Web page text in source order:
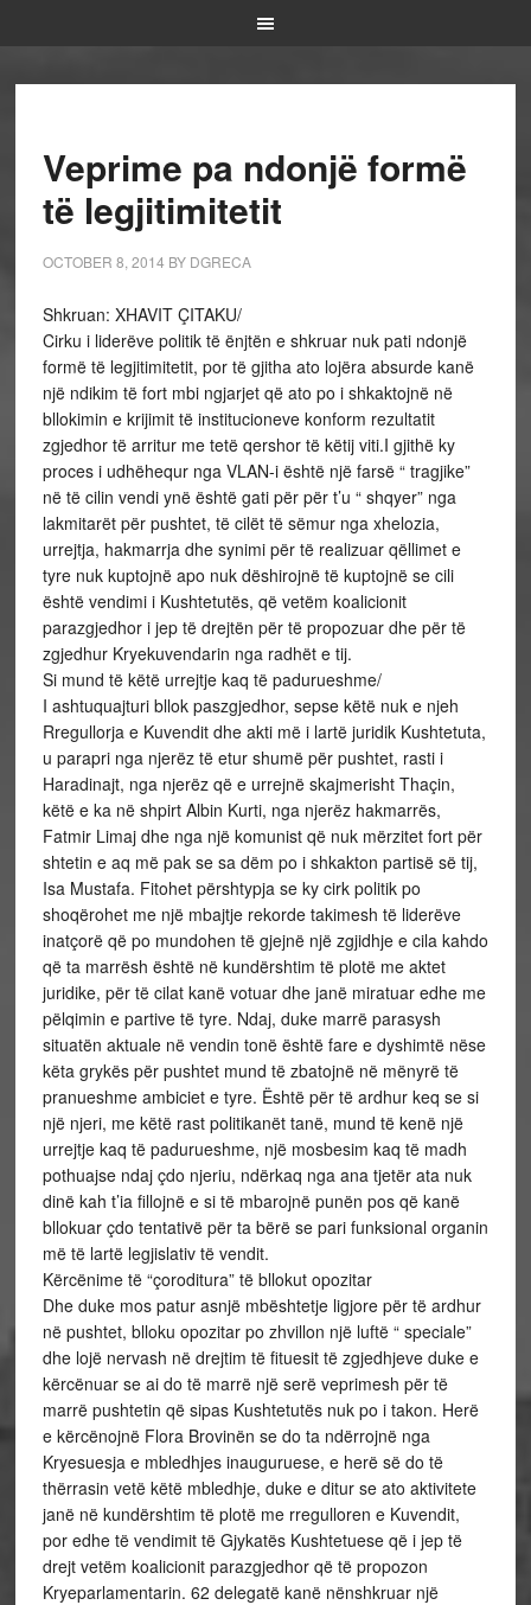
Veprime pa ndonjë formë
të legjitimitetit
OCTOBER 8, 2014 BY DGRECA
Shkruan: XHAVIT ÇITAKU/
Cirku i liderëve politik të ënjtën e shkruar nuk pati ndonjë
formë të legjitimitetit, por të gjitha ato lojëra absurde kanë
një ndikim të fort mbi ngjarjet që ato po i shkaktojnë në
bllokimin e krijimit të institucioneve konform rezultatit
zgjedhor të arritur me tetë qershor të këtij viti.I gjithë ky
proces i udhëhequr nga VLAN-i është një farsë “ tragjike”
në të cilin vendi ynë është gati për për t’u “ shqyer” nga
lakmitarët për pushtet, të cilët të sëmur nga xhelozia,
urrejtja, hakmarrja dhe synimi për të realizuar qëllimet e
tyre nuk kuptojnë apo nuk dëshirojnë të kuptojnë se cili
është vendimi i Kushtetutës, që vetëm koalicionit
parazgjedhor i jep të drejtën për të propozuar dhe për të
zgjedhur Kryekuvendarin nga radhët e tij.
Si mund të këtë urrejtje kaq të padurueshme/
I ashtuquajturi bllok paszgjedhor, sepse këtë nuk e njeh
Rregullorja e Kuvendit dhe akti më i lartë juridik Kushtetuta,
u parapri nga njerëz të etur shumë për pushtet, rasti i
Haradinajt, nga njerëz që e urrejnë skajmerisht Thaçin,
këtë e ka në shpirt Albin Kurti, nga njerëz hakmarrës,
Fatmir Limaj dhe nga një komunist që nuk mërzitet fort për
shtetin e aq më pak se sa dëm po i shkakton partisë së tij,
Isa Mustafa. Fitohet përshtypja se ky cirk politik po
shoqërohet me një mbajtje rekorde takimesh të liderëve
inatçorë që po mundohen të gjejnë një zgjidhje e cila kahdo
që ta marrësh është në kundërshtim të plotë me aktet
juridike, për të cilat kanë votuar dhe janë miratuar edhe me
pëlqimin e partive të tyre. Ndaj, duke marrë parasysh
situatën aktuale në vendin tonë është fare e dyshimtë nëse
këta grykës për pushtet mund të zbatojnë në mënyrë të
pranueshme ambiciet e tyre. Është për të ardhur keq se si
një njeri, me këtë rast politikanët tanë, mund të kenë një
urrejtje kaq të padurueshme, një mosbesim kaq të madh
pothuajse ndaj çdo njeriu, ndërkaq nga ana tjetër ata nuk
dinë kah t’ia fillojnë e si të mbarojnë punën pos që kanë
bllokuar çdo tentativë për ta bërë se pari funksional organin
më të lartë legjislativ të vendit.
Kërcënime të “çoroditura” të bllokut opozitar
Dhe duke mos patur asnjë mbështetje ligjore për të ardhur
në pushtet, blloku opozitar po zhvillon një luftë “ speciale”
dhe lojë nervash në drejtim të fituesit të zgjedhjeve duke e
kërcënuar se ai do të marrë një serë veprimesh për të
marrë pushtetin që sipas Kushtetutës nuk po i takon. Herë
e kërcënojnë Flora Brovinën se do ta ndërrojnë nga
Kryesuesja e mbledhjes inauguruese, e herë së do të
thërrasin vetë këtë mbledhje, duke e ditur se ato aktivitete
janë në kundërshtim të plotë me rregulloren e Kuvendit,
por edhe të vendimit të Gjykatës Kushtetuese që i jep të
drejt vetëm koalicionit parazgjedhor që të propozon
Kryeparlamentarin. 62 delegatë kanë nënshkruar një